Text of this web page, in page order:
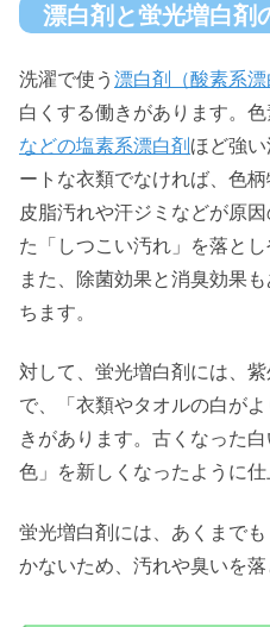
漂白剤と蛍光増白剤
洗濯で使う 漂白剤（酸素系漂
白くする働きがあります。色
などの塩素系漂白剤 ほど強
ートな衣類でなければ、色柄
皮脂汚れや汗ジミなどが原
た「しつこい汚れ」を落と
また、除菌効果と消臭効果
ちます。
対して、蛍光増白剤には、
で、「衣類やタオルの白が
きがあります。古くなった
色」を新しくなったように仕
蛍光増白剤には、あくまで
かないため、汚れや臭いを落